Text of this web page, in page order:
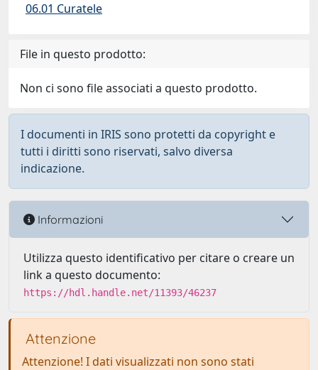
06.01 Curatele
File in questo prodotto:
Non ci sono file associati a questo prodotto.
I documenti in IRIS sono protetti da copyright e
tutti i diritti sono riservati, salvo diversa
indicazione.
Informazioni
Utilizza questo identificativo per citare o creare un
link a questo documento:
https://hdl.handle.net/11393/46237
Attenzione
Attenzione! I dati visualizzati non sono stati